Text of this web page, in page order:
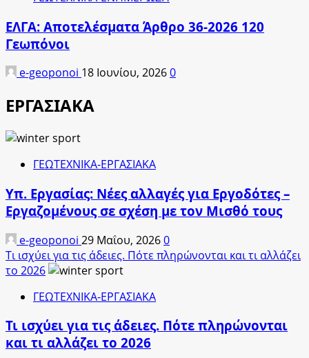
ΕΛΓΑ: Αποτελέσματα Άρθρο 36-2026 120
Γεωπόνοι
e-geoponoi 18 Ιουνίου, 20260
ΕΡΓΑΣΙΑΚΑ
ΓΕΩΤΕΧΝΙΚΑ-ΕΡΓΑΣΙΑΚΑ
Υπ. Εργασίας: Νέες αλλαγές για Εργοδότες –
Εργαζομένους σε σχέση με τον Μισθό τους
e-geoponoi 29 Μαΐου, 20260
Τι ισχύει για τις άδειες. Πότε πληρώνονται και τι αλλάζει
το 2026
ΓΕΩΤΕΧΝΙΚΑ-ΕΡΓΑΣΙΑΚΑ
Τι ισχύει για τις άδειες. Πότε πληρώνονται
και τι αλλάζει το 2026